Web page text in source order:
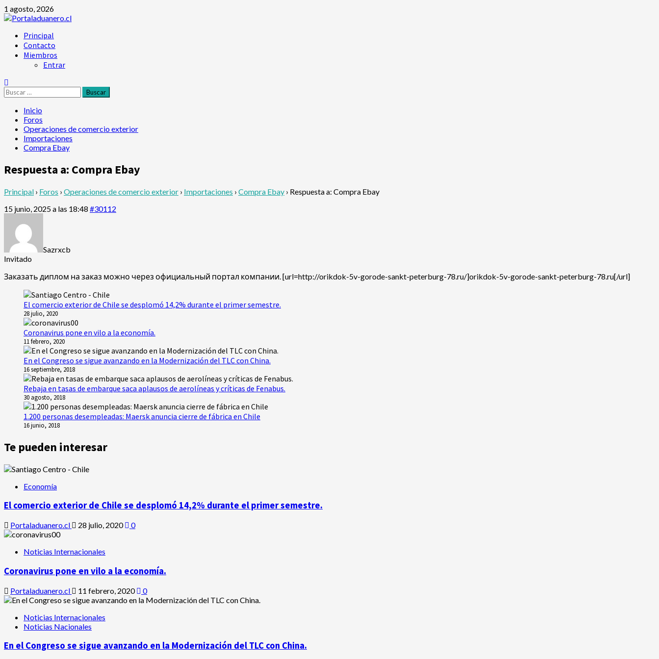
Saltar
al
1 agosto, 2026
Menú
principal
Principal
Contacto
Miembros
Entrar
Buscar:
Inicio
Foros
Operaciones de comercio exterior
Importaciones
Compra Ebay
Respuesta a: Compra Ebay
Principal › Foros › Operaciones de comercio exterior › Importaciones › Compra Ebay › Respuesta a: Compra Ebay
15 junio, 2025 a las 18:48 #30112
Sazrxcb
Invitado
Заказать диплом на заказ можно через официальный портал компании. [url=http://orikdok-5v-gorode-sankt-peterburg-78.ru/]orikdok-5v-gorode-sankt-peterburg-78.ru[/url]
El comercio exterior de Chile se desplomó 14,2% durante el primer semestre.
28 julio, 2020
Coronavirus pone en vilo a la economía.
11 febrero, 2020
En el Congreso se sigue avanzando en la Modernización del TLC con China.
16 septiembre, 2018
Rebaja en tasas de embarque saca aplausos de aerolíneas y críticas de Fenabus.
30 agosto, 2018
1.200 personas desempleadas: Maersk anuncia cierre de fábrica en Chile
16 junio, 2018
Te pueden interesar
Economía
El comercio exterior de Chile se desplomó 14,2% durante el primer semestre.
Portaladuanero.cl 28 julio, 2020 0
Noticias Internacionales
Coronavirus pone en vilo a la economía.
Portaladuanero.cl 11 febrero, 2020 0
Noticias Internacionales
Noticias Nacionales
En el Congreso se sigue avanzando en la Modernización del TLC con China.